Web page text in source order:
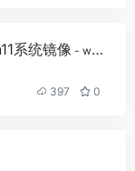
系统镜像 - win11升级工具最新版
397 0